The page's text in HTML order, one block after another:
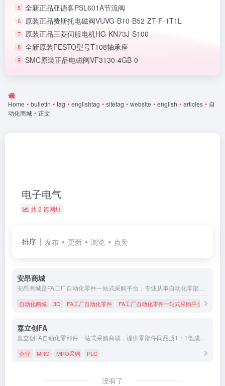
5 全新正品亚德客PSL601A节流阀
6 原装正品费斯托电磁阀VUVG-B10-B52-ZT-F-1T1L
7 原装正品三菱伺服电机HG-KN73J-S100
8 全新原装FESTO型号T108轴承座
9 SMC原装正品电磁阀VF3130-4GB-0
Home • bulletin • tag • englishtag • sitetag • website • english • articles • 自
动化商城 • 正文
电子电气
共 2 篇网址
排序 发布 更新 浏览 点赞
安昂商城
自动化商城 3C FA工厂自动化零件 FA工厂自动化零件一站式采购平台
嘉立创FA
企业 MRO MRO采购 PLC
没有了